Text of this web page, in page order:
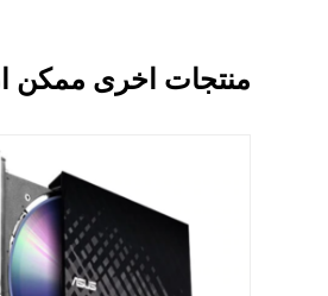
منتجات اخرى ممكن